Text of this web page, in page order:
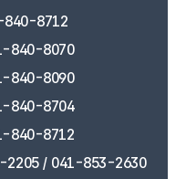
840-8712
840-8070
840-8090
840-8704
840-8712
2205 / 041-853-2630